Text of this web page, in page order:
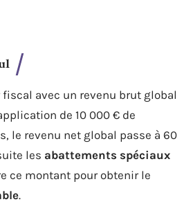
avec un revenu brut global
de 10 000 € de
le revenu net global passe à 60
les abattements spéciaux
ce montant pour obtenir le
.